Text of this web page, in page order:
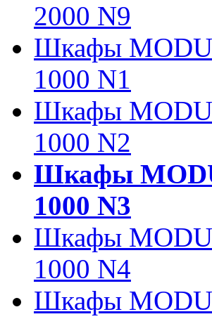
2000 N9
Шкафы
1000 N1
Шкафы
1000 N2
Шкафы
1000 N3
Шкафы
1000 N4
Шкафы